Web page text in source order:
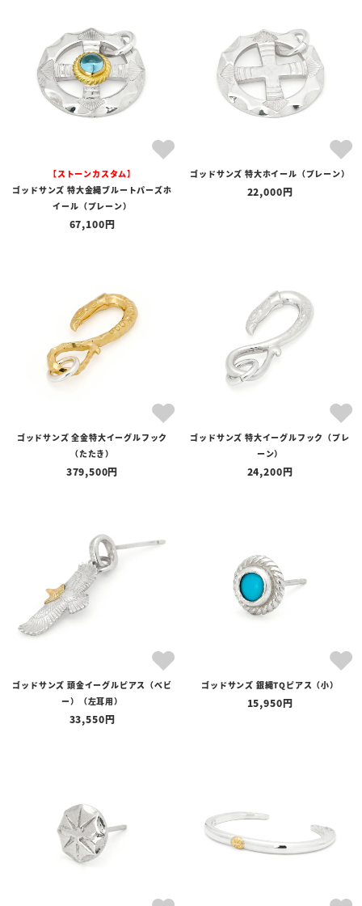
【ストーンカスタム】
ゴッドサンズ 特大金縄ブルートパーズホ
イール（プレーン）
67,100
ゴッドサンズ 特大ホイール（プレーン）
22,000
ゴッドサンズ 全金特大イーグルフック
（たたき）
379,500
ゴッドサンズ 特大イーグルフック（プレ
ーン）
24,200
ゴッドサンズ 頭金イーグルピアス（べビ
ー）（左耳用）
33,550
ゴッドサンズ 銀縄TQピアス（小）
15,950